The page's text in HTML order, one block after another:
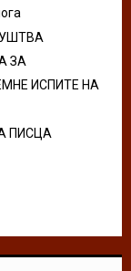
ЗА
ИСПИТЕ НА
ПИСЦА